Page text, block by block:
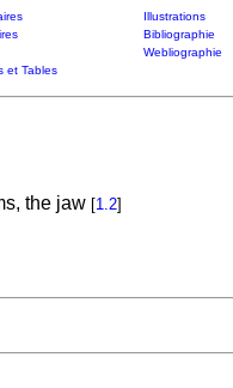
Illustrations
Bibliographie
Webliographie
et Tables
the jaw [1.2]